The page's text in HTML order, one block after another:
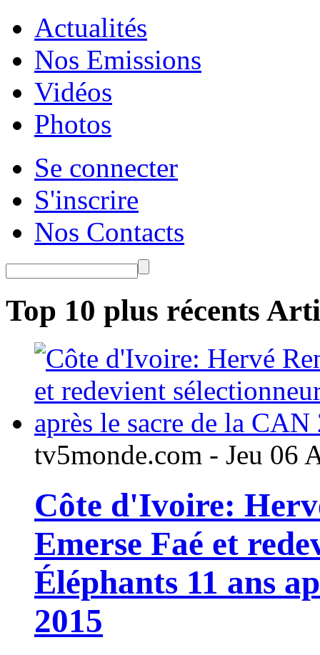
Actualités
Nos Emissions
Vidéos
Photos
Se connecter
S'inscrire
Nos Contacts
Top 10 plus récents
tv5monde.com - Jeu 06
Côte d'Ivoire:
Emerse Faé et
Éléphants 11 ans
2015